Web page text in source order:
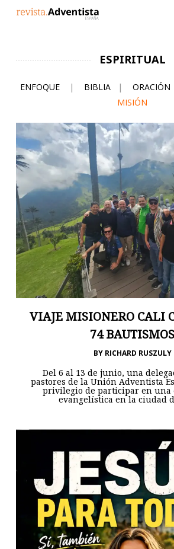
ESPIRITUAL
ENFOQUE | BIBLIA | ORACIÓN
MISIÓN
VIAJE MISIONERO CALI
74 BAUTISMOS
BY RICHARD RUSZULY
Del 6 al 13 de junio, una
pastores de la Unión Adventista
privilegio de participar en una
evangelística en la ciudad